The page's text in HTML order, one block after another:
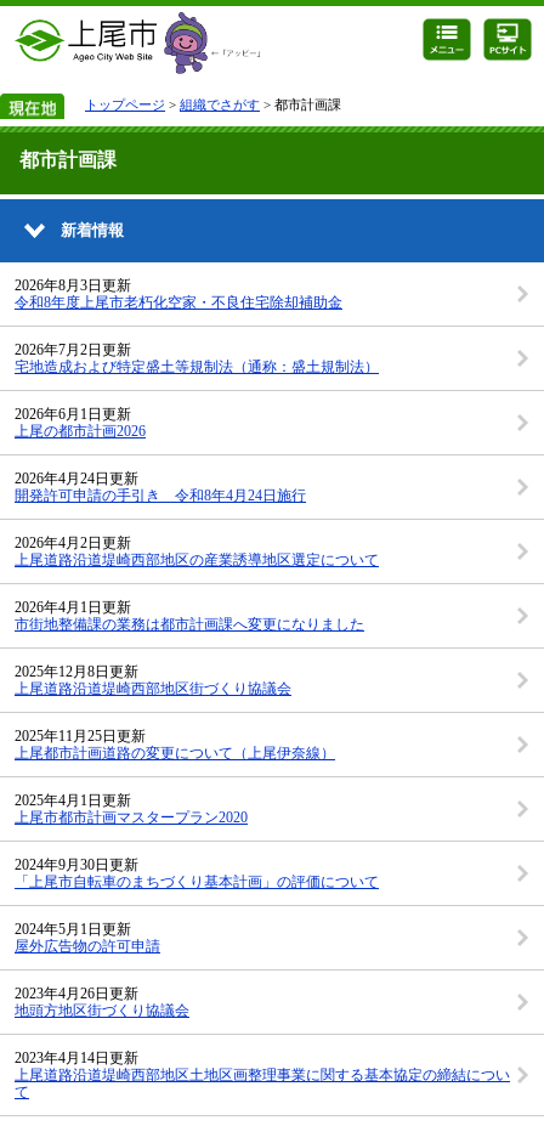
トップページ > 組織でさがす > 都市計画課
都市計画課
新着情報
2026年8月3日更新
令和8年度上尾市老朽化空家・不良住宅除却補助金
2026年7月2日更新
宅地造成および特定盛土等規制法（通称：盛土規制法）
2026年6月1日更新
上尾の都市計画2026
2026年4月24日更新
開発許可申請の手引き 令和8年4月24日施行
2026年4月2日更新
上尾道路沿道堤崎西部地区の産業誘導地区選定について
2026年4月1日更新
市街地整備課の業務は都市計画課へ変更になりました
2025年12月8日更新
上尾道路沿道堤崎西部地区街づくり協議会
2025年11月25日更新
上尾都市計画道路の変更について（上尾伊奈線）
2025年4月1日更新
上尾市都市計画マスタープラン2020
2024年9月30日更新
「上尾市自転車のまちづくり基本計画」の評価について
2024年5月1日更新
屋外広告物の許可申請
2023年4月26日更新
地頭方地区街づくり協議会
2023年4月14日更新
上尾道路沿道堤崎西部地区土地区画整理事業に関する基本協定の締結につい
て